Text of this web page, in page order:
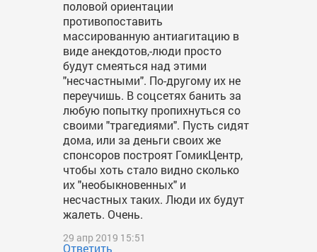
половой ориентации
противопоставить
массированную антиагитацию в
виде анекдотов,-люди просто
будут смеяться над этими
"несчастными". По-другому их не
переучишь. В соцсетях банить за
любую попытку пропихнуться со
своими "трагедиями". Пусть сидят
дома, или за деньги своих же
спонсоров построят ГомикЦентр,
чтобы хоть стало видно сколько
их "необыкновенных" и
несчастных таких. Люди их будут
жалеть. Очень.
29 апр 2019 15:51
Ответить